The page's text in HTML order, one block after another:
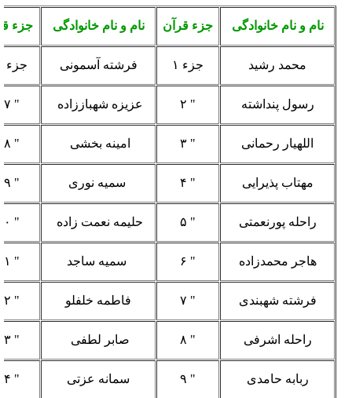
نام و نام خانوادگی جزء قرآن نام و نام خانوادگی جزء
محمد رشید جزء ۱ فرشته آسمونی جزء ۱۶
رسول پنداشته " ۲ عزیزه شهباززاده " ۱۷
اللهیار رحمانی " ۳ امینه بخشی " ۱۸
مهتاب پذیرایی " ۴ سمیه نوری " ۱۹
راحله پورنعمتی " ۵ حلیمه نعمت زاده " ۲۰
هاجر محمدزاده " ۶ سمیه ساجد " ۲۱
فرشته شهبندی " ۷ فاطمه خلفلو " ۲۲
راحله اشرفی " ۸ صابر لطفی " ۲۳
ربابه حامدی " ۹ سمانه عزتی " ۲۴